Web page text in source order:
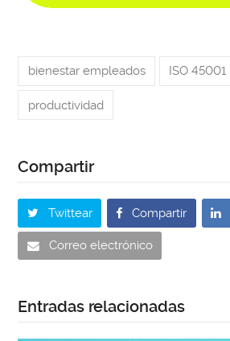
bienestar empleados ISO 45001
productividad
Twittear Compartir
Correo electrónico
Entradas relacionadas